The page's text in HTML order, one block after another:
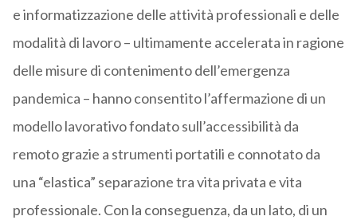
e informatizzazione delle attività professionali e delle
modalità di lavoro – ultimamente accelerata in ragione
delle misure di contenimento dell’emergenza
pandemica – hanno consentito l’affermazione di un
modello lavorativo fondato sull’accessibilità da
remoto grazie a strumenti portatili e connotato da
una “elastica” separazione tra vita privata e vita
professionale. Con la conseguenza, da un lato, di un